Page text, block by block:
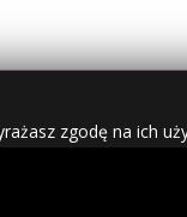
zgodę na ich